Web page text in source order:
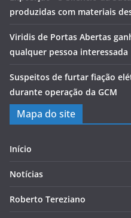
produzidas com materiais
Viridis de Portas Abertas
qualquer pessoa interessada
Suspeitos de furtar fiação
durante operação da GCM
Mapa do site
Início
Notícias
Roberto Tereziano